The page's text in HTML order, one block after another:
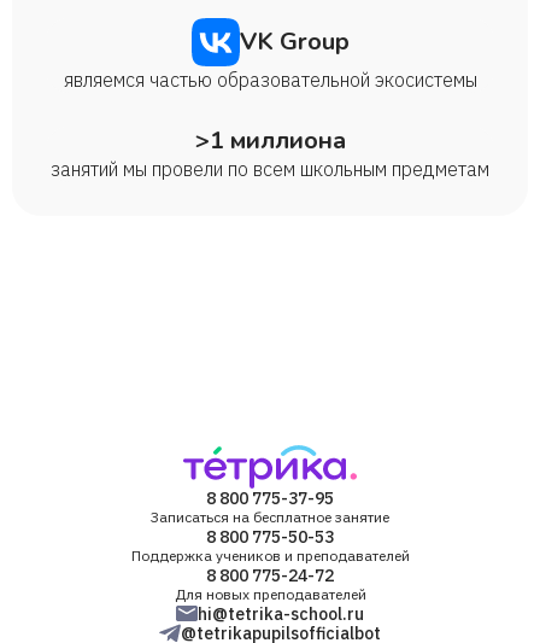
VK Group
являемся частью образовательной экосистемы
>1 миллиона
занятий мы провели по всем школьным предметам
8 800 775-37-95
Записаться на бесплатное занятие
8 800 775-50-53
Поддержка учеников и преподавателей
8 800 775-24-72
Для новых преподавателей
hi@tetrika-school.ru
@tetrikapupilsofficialbot